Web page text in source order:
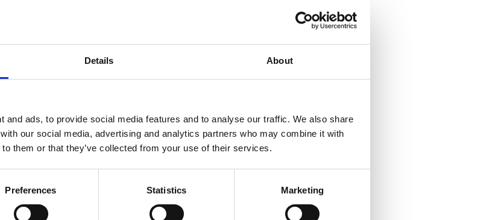
Details About
and ads, to provide social media features and to analyse our traffic. We also share
our social media, advertising and analytics partners who may combine it with
them or that they’ve collected from your use of their services.
Preferences Statistics Marketing
Wire20072016 N//A
Wire
Wire2008
Wire2008